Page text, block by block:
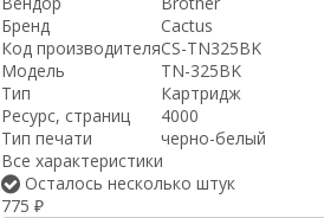
Бренд
Cactus
Код производителяCS-TN325BK
Модель
TN-325BK
Тип
Картридж
Ресурс, страниц
4000
Тип печати
черно-белый
Все характеристики
Осталось несколько штук
775 ₽